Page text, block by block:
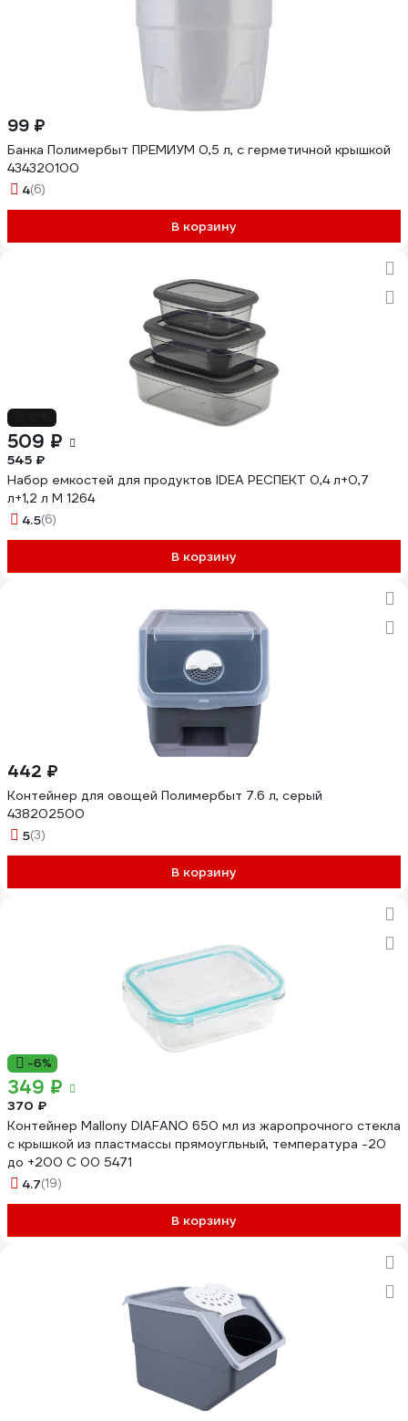
99 ₽
Банка Полимербыт ПРЕМИУМ 0,5 л, с герметичной крышкой
434320100
4(6)
В корзину
509 ₽
545 ₽
Набор емкостей для продуктов IDEA РЕСПЕКТ 0,4 л+0,7
л+1,2 л М 1264
4.5(6)
В корзину
442 ₽
Контейнер для овощей Полимербыт 7.6 л, серый
438202500
5(3)
В корзину
-6%
349 ₽
370 ₽
Контейнер Mallony DIAFANO 650 мл из жаропрочного стекла
с крышкой из пластмассы прямоугльный, температура -20
до +200 С 00 5471
4.7(19)
В корзину